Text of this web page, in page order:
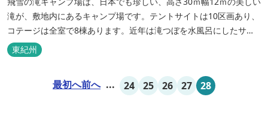
滝が、敷地内にあるキャンプ場です。テントサイトは10区画あり、
コテージは全室で8棟あります。近年は滝つぼを水風呂にしたサウ
ナが人気です。
東紀州
最初へ前へ ... 24 25 26 27 28